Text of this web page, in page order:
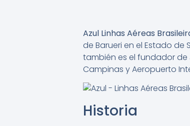
Azul Linhas Aéreas
de Barueri en el Estado de
también es el fundador de
Campinas y Aeropuerto
Historia